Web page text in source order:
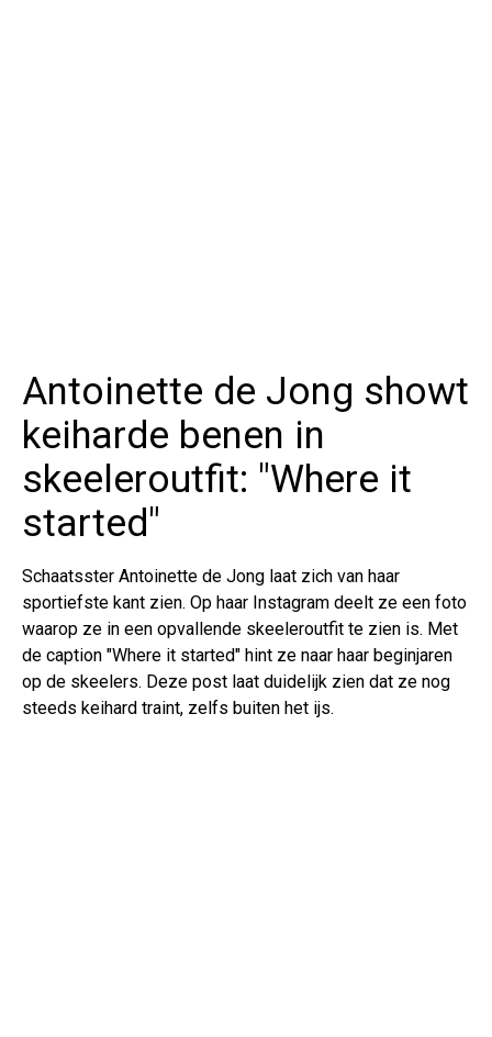
Antoinette de Jong showt
keiharde benen in
skeeleroutfit: "Where it
started"
Schaatsster Antoinette de Jong laat zich van haar
sportiefste kant zien. Op haar Instagram deelt ze een foto
waarop ze in een opvallende skeeleroutfit te zien is. Met
de caption "Where it started" hint ze naar haar beginjaren
op de skeelers. Deze post laat duidelijk zien dat ze nog
steeds keihard traint, zelfs buiten het ijs.